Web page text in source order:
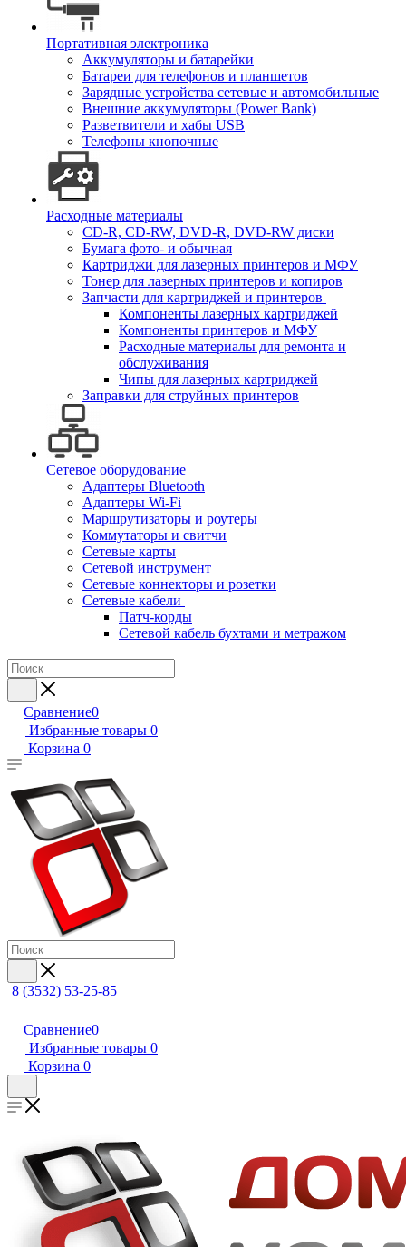
Портативная электроника
Аккумуляторы и батарейки
Батареи для телефонов и планшетов
Зарядные устройства сетевые и автомобильные
Внешние аккумуляторы (Power Bank)
Разветвители и хабы USB
Телефоны кнопочные
Расходные материалы
CD-R, CD-RW, DVD-R, DVD-RW диски
Бумага фото- и обычная
Картриджи для лазерных принтеров и МФУ
Тонер для лазерных принтеров и копиров
Запчасти для картриджей и принтеров
Компоненты лазерных картриджей
Компоненты принтеров и МФУ
Расходные материалы для ремонта и
обслуживания
Чипы для лазерных картриджей
Заправки для струйных принтеров
Сетевое оборудование
Адаптеры Bluetooth
Адаптеры Wi-Fi
Маршрутизаторы и роутеры
Коммутаторы и свитчи
Сетевые карты
Сетевой инструмент
Сетевые коннекторы и розетки
Сетевые кабели
Патч-корды
Сетевой кабель бухтами и метражом
Сравнение0
Избранные товары 0
Корзина 0
8 (3532) 53-25-85
Сравнение0
Избранные товары 0
Корзина 0